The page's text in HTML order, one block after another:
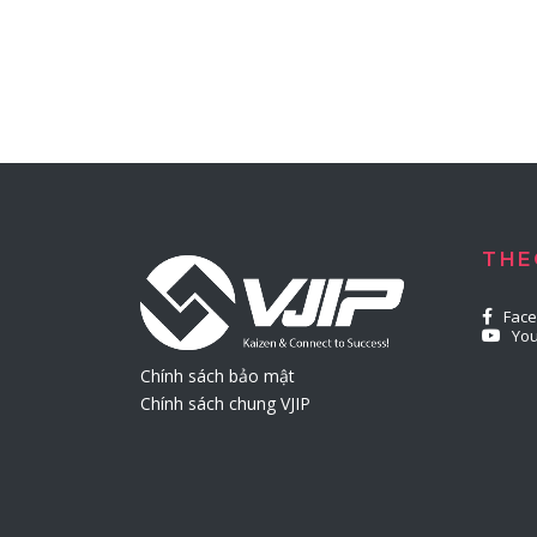
Chính sách bảo mật
Chính sách chung VJIP